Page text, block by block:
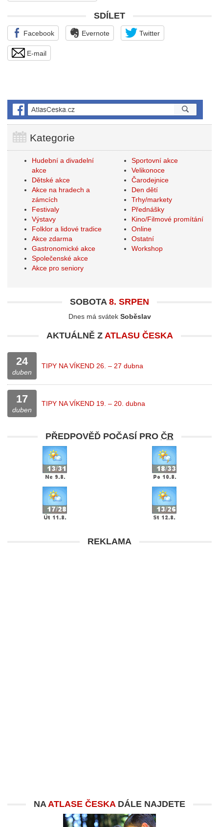
SDÍLET
Facebook Evernote Twitter
E-mail
Kategorie
Hudební a divadelní
akce
Dětské akce
Akce na hradech a
zámcích
Festivaly
Výstavy
Folklor a lidové tradice
Akce zdarma
Gastronomické akce
Společenské akce
Akce pro seniory
Sportovní akce
Velikonoce
Čarodejnice
Den dětí
Trhy/markety
Přednášky
Kino/Filmové promítání
Online
Ostatní
Workshop
SOBOTA 8. SRPEN
Dnes má svátek Soběslav
AKTUÁLNĚ Z ATLASU ČESKA
24
duben
TIPY NA VÍKEND 26. – 27 dubna
17
duben
TIPY NA VÍKEND 19. – 20. dubna
PŘEDPOVĚĎ POČASÍ PRO ČR
REKLAMA
NAATLASE ČESKADÁLE NAJDETE